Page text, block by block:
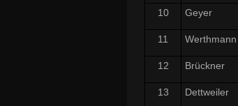
10 Geyer
11 Werthmann
12 Brückner
13 Dettweiler